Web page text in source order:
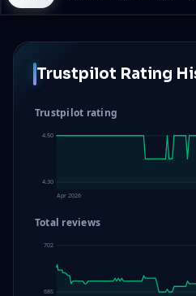
Trustpilot Rating
Trustpilot rating
4.50
4.30
Apr 2026
Total reviews
702
685